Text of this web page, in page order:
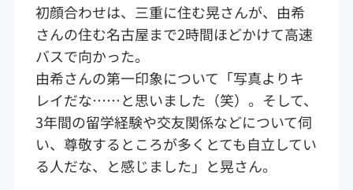
初顔合わせは、三重に住む晃さんが、由希
さんの住む名古屋まで2時間ほどかけて高速
バスで向かった。
由希さんの第一印象について「写真よりキ
レイだな……と思いました（笑）。そして、
3年間の留学経験や交友関係などについて伺
い、尊敬するところが多くとても自立してい
る人だな、と感じました」と晃さん。